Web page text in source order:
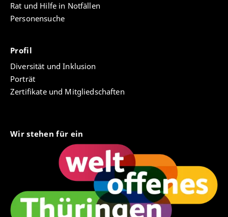
Rat und Hilfe in Notfällen
Personensuche
Profil
Diversität und Inklusion
Porträt
Zertifikate und Mitgliedschaften
Wir stehen für ein